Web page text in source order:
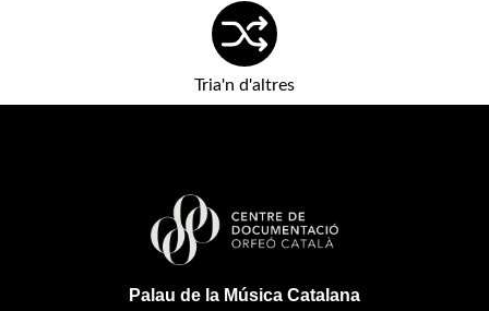
Tria'n d'altres
Palau de la Música Catalana